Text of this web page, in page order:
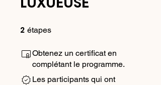
2 étapes
Obtenez un certificat en
complétant le programme.
Les participants qui ont